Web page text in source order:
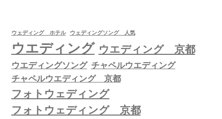
ウェディング ホテル ウェディングソング 人気
ウエディング ウエディング 京都
ウエディングソング チャペルウエディング
チャペルウエディング 京都
フォトウェディング
フォトウェディング 京都